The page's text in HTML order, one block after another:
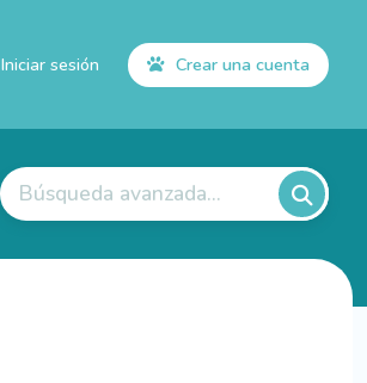
Iniciar sesión Crear una cuenta
Búsqueda avanzada...